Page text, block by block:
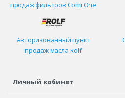
продаж фильтров Comi One
Авторизованный пункт
продаж масла Rolf
Личный кабинет